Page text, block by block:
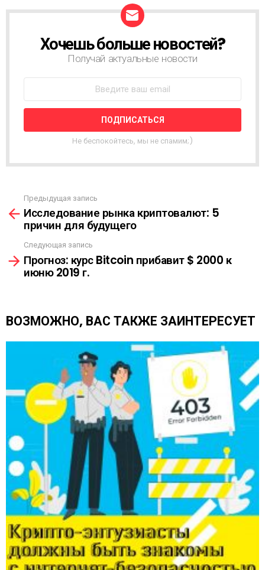
О
Т
Н
Я
А
Ы
Л
К
А
Хочешь больше новостей?
Получай актуальные новости
Не беспокойтесь, мы не спамим;)
м
е
щ
е
Предыдущая запись
Исследование рынка криптовалют: 5
причин для будущего
Следующая запись
Прогноз: курс Bitcoin прибавит $ 2000 к
июню 2019 г.
ВОЗМОЖНО, ВАС ТАКЖЕ ЗАИНТЕРЕСУЕТ